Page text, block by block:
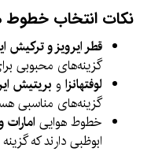
نکات انتخاب خطوط
قطر ایرویز و ترکیش
گزینه‌های محبوبی
لوفتهانزا و بریتیش
گزینه‌های مناسبی
خطوط هوایی امارات
ابوظبی دارند که